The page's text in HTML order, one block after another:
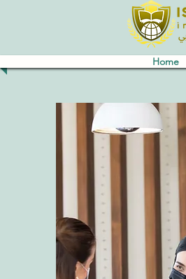
Home